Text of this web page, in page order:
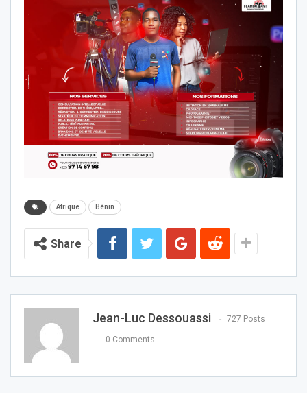
Afrique Bénin
Share
Jean-Luc Dessouassi 727 Posts
0 Comments